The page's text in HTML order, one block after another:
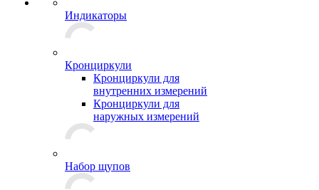
Индикаторы
Кронциркули
Кронциркули для
внутренних измерений
Кронциркули для
наружных измерений
Набор щупов